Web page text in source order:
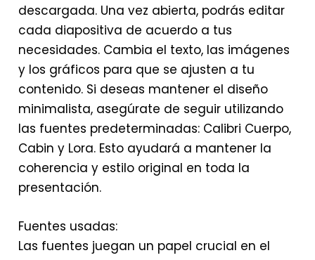
descargada. Una vez abierta, podrás editar
cada diapositiva de acuerdo a tus
necesidades. Cambia el texto, las imágenes
y los gráficos para que se ajusten a tu
contenido. Si deseas mantener el diseño
minimalista, asegúrate de seguir utilizando
las fuentes predeterminadas: Calibri Cuerpo,
Cabin y Lora. Esto ayudará a mantener la
coherencia y estilo original en toda la
presentación.
Fuentes usadas:
Las fuentes juegan un papel crucial en el